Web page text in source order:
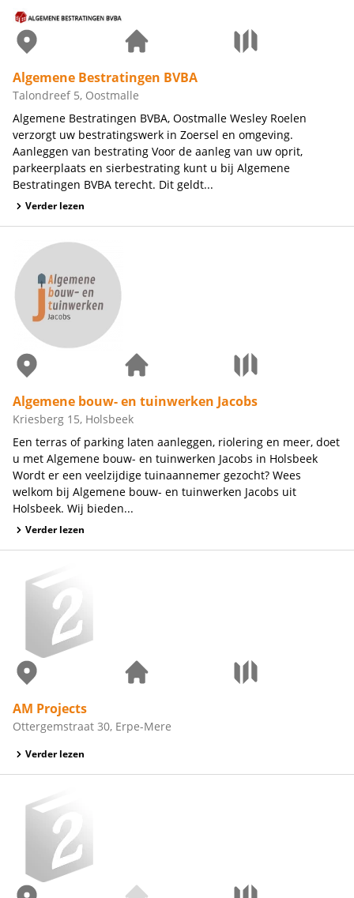
Algemene Bestratingen BVBA
Talondreef 5, Oostmalle
Algemene Bestratingen BVBA, Oostmalle Wesley Roelen
verzorgt uw bestratingswerk in Zoersel en omgeving.
Aanleggen van bestrating Voor de aanleg van uw oprit,
parkeerplaats en sierbestrating kunt u bij Algemene
Bestratingen BVBA terecht. Dit geldt...
Verder lezen
Algemene bouw- en tuinwerken Jacobs
Kriesberg 15, Holsbeek
Een terras of parking laten aanleggen, riolering en meer, doet
u met Algemene bouw- en tuinwerken Jacobs in Holsbeek
Wordt er een veelzijdige tuinaannemer gezocht? Wees
welkom bij Algemene bouw- en tuinwerken Jacobs uit
Holsbeek. Wij bieden...
Verder lezen
AM Projects
Ottergemstraat 30, Erpe-Mere
Verder lezen